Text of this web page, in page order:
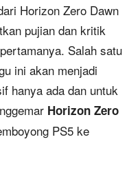
Horizon Zero Dawn
pujian dan kritik
Salah satu
ini akan menjadi
hanya ada dan untuk
Horizon Zero
PS5 ke